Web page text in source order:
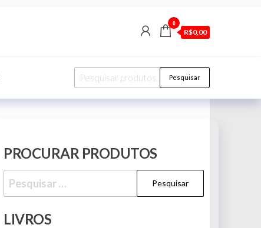
0
R$0,00
Pesquisar
por:
Pesquisar
PROCURAR PRODUTOS
Pesquisar
por:
LIVROS